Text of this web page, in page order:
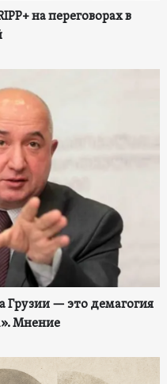
на переговорах в
Грузии — это демагогия
Мнение